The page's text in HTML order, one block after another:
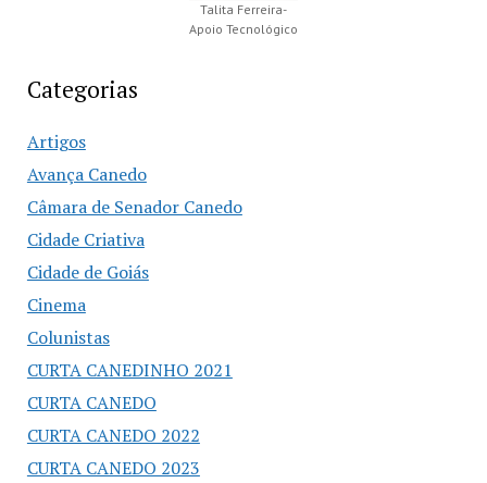
Talita Ferreira-
Apoio Tecnológico
Categorias
Artigos
Avança Canedo
Câmara de Senador Canedo
Cidade Criativa
Cidade de Goiás
Cinema
Colunistas
CURTA CANEDINHO 2021
CURTA CANEDO
CURTA CANEDO 2022
CURTA CANEDO 2023